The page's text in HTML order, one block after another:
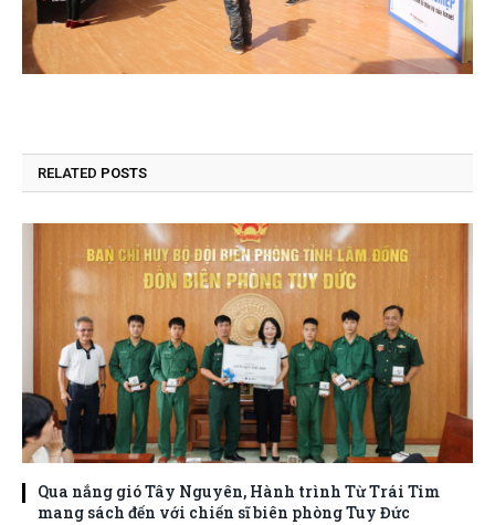
RELATED POSTS
Qua nắng gió Tây Nguyên, Hành trình Từ Trái Tim
mang sách đến với chiến sĩ biên phòng Tuy Đức